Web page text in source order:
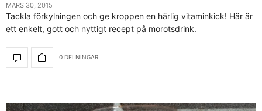
MARS 30, 2015
Tackla förkylningen och ge kroppen en härlig vitaminkick! Här är
ett enkelt, gott och nyttigt recept på morotsdrink.
0 DELNINGAR